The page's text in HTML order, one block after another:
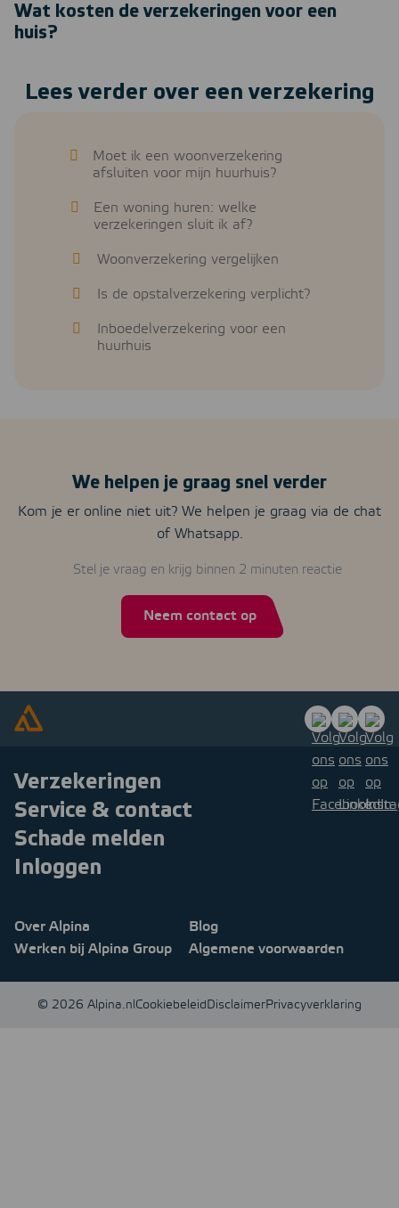
Wat kosten de verzekeringen voor een
huis?
Lees verder over een verzekering
Moet ik een woonverzekering
afsluiten voor mijn huurhuis?
Een woning huren: welke
verzekeringen sluit ik af?
Woonverzekering vergelijken
Is de opstalverzekering verplicht?
Inboedelverzekering voor een
huurhuis
We helpen je graag snel verder
Kom je er online niet uit? We helpen je graag via de chat
of Whatsapp.
Stel je vraag en krijg binnen 2 minuten reactie
Neem contact op
Verzekeringen
Service & contact
Schade melden
Inloggen
Over Alpina
Blog
Werken bij Alpina Group
Algemene voorwaarden
© 2026 Alpina.nlCookiebeleidDisclaimerPrivacyverklaring